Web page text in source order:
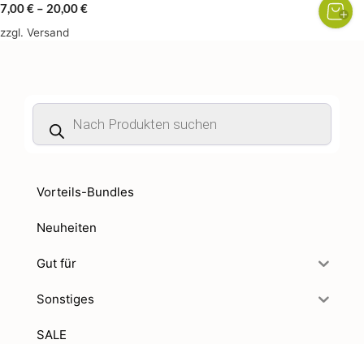
7,00€ – 20,00€Preisspanne:
zzgl. Versand
Products
search
Vorteils-Bundles
Neuheiten
Gut für
Sonstiges
SALE